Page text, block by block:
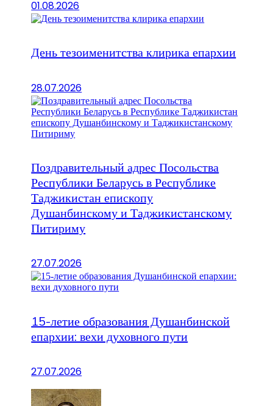
01.08.2026
День тезоименитства клирика епархии
28.07.2026
Поздравительный адрес Посольства
Республики Беларусь в Республике
Таджикистан епископу
Душанбинскому и Таджикистанскому
Питириму
27.07.2026
15-летие образования Душанбинской
епархии: вехи духовного пути
27.07.2026